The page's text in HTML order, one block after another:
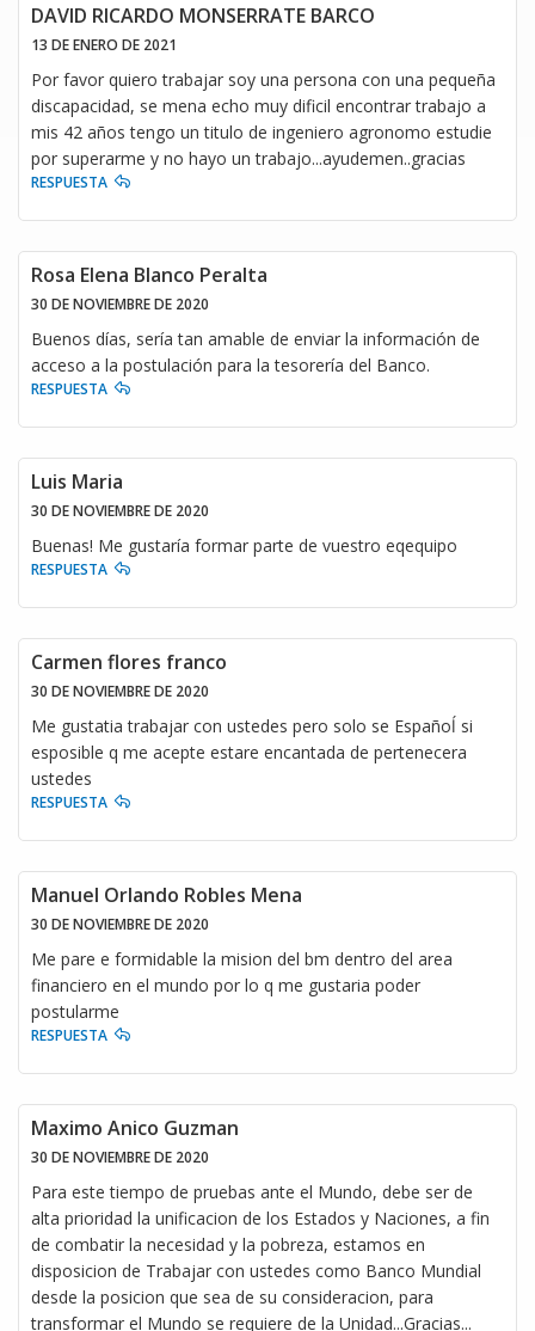
DAVID RICARDO MONSERRATE BARCO
13 DE ENERO DE 2021
Por favor quiero trabajar soy una persona con una pequeña
discapacidad, se mena echo muy dificil encontrar trabajo a
mis 42 años tengo un titulo de ingeniero agronomo estudie
por superarme y no hayo un trabajo...ayudemen..gracias
RESPUESTA
Rosa Elena Blanco Peralta
30 DE NOVIEMBRE DE 2020
Buenos días, sería tan amable de enviar la información de
acceso a la postulación para la tesorería del Banco.
RESPUESTA
Luis Maria
30 DE NOVIEMBRE DE 2020
Buenas! Me gustaría formar parte de vuestro eqequipo
RESPUESTA
Carmen flores franco
30 DE NOVIEMBRE DE 2020
Me gustatia trabajar con ustedes pero solo se Españoĺ si
esposible q me acepte estare encantada de pertenecera
ustedes
RESPUESTA
Manuel Orlando Robles Mena
30 DE NOVIEMBRE DE 2020
Me pare e formidable la mision del bm dentro del area
financiero en el mundo por lo q me gustaria poder
postularme
RESPUESTA
Maximo Anico Guzman
30 DE NOVIEMBRE DE 2020
Para este tiempo de pruebas ante el Mundo, debe ser de
alta prioridad la unificacion de los Estados y Naciones, a fin
de combatir la necesidad y la pobreza, estamos en
disposicion de Trabajar con ustedes como Banco Mundial
desde la posicion que sea de su consideracion, para
transformar el Mundo se requiere de la Unidad...Gracias...